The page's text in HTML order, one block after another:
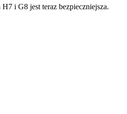
i G8 jest teraz bezpieczniejsza.